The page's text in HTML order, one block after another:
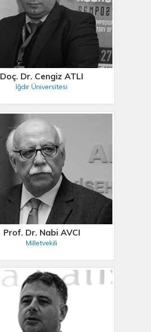
Doç. Dr. Cengiz ATLI
Iğdır Üniversitesi
Prof. Dr. Nabi AVCI
Milletvekili